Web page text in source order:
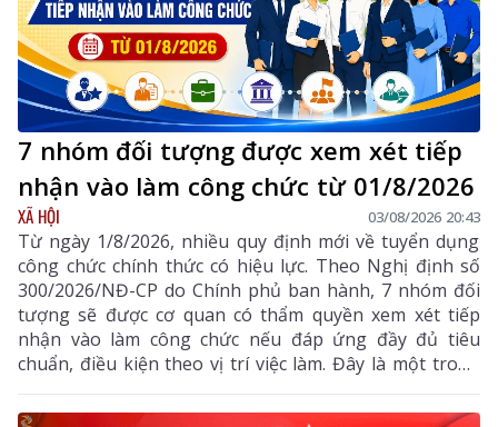
7 nhóm đối tượng được xem xét tiếp
nhận vào làm công chức từ 01/8/2026
XÃ HỘI 03/08/2026 20:43
Từ ngày 1/8/2026, nhiều quy định mới về tuyển dụng
công chức chính thức có hiệu lực. Theo Nghị định số
300/2026/NĐ-CP do Chính phủ ban hành, 7 nhóm đối
tượng sẽ được cơ quan có thẩm quyền xem xét tiếp
nhận vào làm công chức nếu đáp ứng đầy đủ tiêu
chuẩn, điều kiện theo vị trí việc làm. Đây là một trong
những điểm mới đáng chú ý nhằm bổ sung, thu hút
nguồn nhân lực chất lượng cao vào khu vực công.